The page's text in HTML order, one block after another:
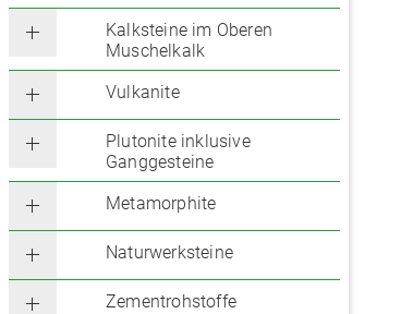
Kalksteine im Oberen
Muschelkalk
Vulkanite
Plutonite inklusive
Ganggesteine
Metamorphite
Naturwerksteine
Zementrohstoffe